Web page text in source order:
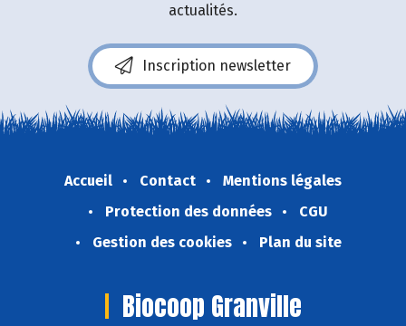
actualités.
Inscription newsletter
Accueil Contact
Mentions légales
Protection des données
CGU
Gestion des cookies
Plan du site
Biocoop Granville